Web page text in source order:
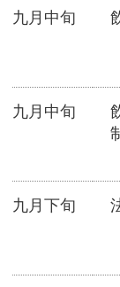
九月中旬
九月中旬
九月下旬